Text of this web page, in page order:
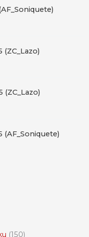
(ZC_Lazo)
(AF_Soniquete)
150